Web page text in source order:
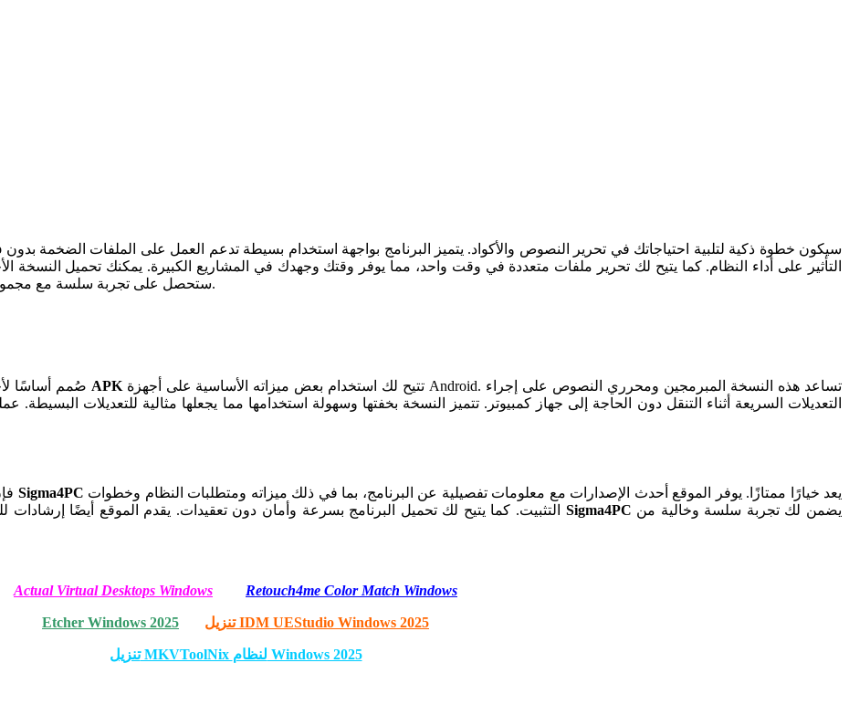
التأثير على أداء النظام. كما يتيح لك تحرير ملفات متعددة في وقت واحد، مما يوفر وقتك وجهدك في المشاريع الكبيرة. يمكنك تحميل النسخة
ستحصل على تجربة سلسة مع مجموعة واسعة من الأدوات التي تناسب جميع مستويات المستخدمين.
APKتتيح لك استخدام بعض ميزاته الأساسية على أجهزة Android. تساعد هذه النسخة المبرمجين ومحرري النصوص على إجراء
التعديلات السريعة أثناء التنقل دون الحاجة إلى جهاز كمبيوتر. تتميز النسخة بخفتها وسهولة استخدامها مما يجعلها مثالية للتعديلات
Sigma4PC
Sigma4PC
Actual Virtual Desktops Windows
Retouch4me Color Match Windows
Etcher Windows 2025 تنزيل IDM UEStudio Windows 2025
تنزيل MKVToolNix لنظام Windows 2025